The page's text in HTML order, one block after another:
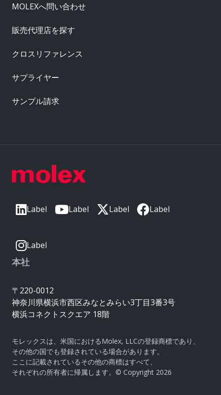
Label Label Label Label
Label
本社
〒220-0012
神奈川県横浜市西区みなとみらい3丁目3番3号
横浜コネクトスクエア 18階
モレックスは、米国におけるMolex, LLCの登録商標であり、
その他の国でも登録されている場合があります。
ここに記載されているその他の商標はすべて、
それぞれの所有者に帰属します。© Copyright 2026
MOLEXへ問い合わせ
販売代理店を探す
クロスリファレンス
サプライヤー
サンプル請求